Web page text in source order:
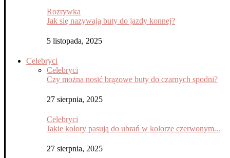
Rozrywka
Jak się nazywają buty do jazdy konnej?
5 listopada, 2025
Celebryci
Celebryci
Czy można nosić brązowe buty do czarnych spodni?
27 sierpnia, 2025
Celebryci
Jakie kolory pasują do ubrań w kolorze czerwonym...
27 sierpnia, 2025